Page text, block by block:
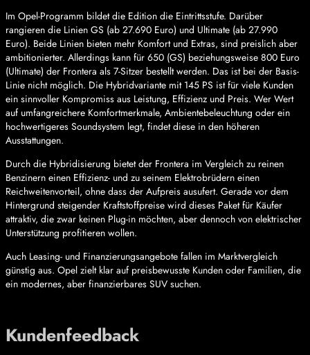
Im Opel-Programm bildet die Edition die Eintrittsstufe. Darüber
rangieren die Linien GS (ab 27.690 Euro) und Ultimate (ab 27.990
Euro). Beide Linien bieten mehr Komfort und Extras, sind preislich aber
ambitionierter. Allerdings kann für 650 (GS) beziehungsweise 800 Euro
(Ultimate) der Frontera als 7-Sitzer bestellt werden. Das ist bei der Basis-
Linie nicht möglich. Die Hybridvariante mit 145 PS ist für viele Kunden
ein sinnvoller Kompromiss aus Leistung, Effizienz und Preis. Wer Wert
auf umfangreichere Komfortmerkmale, Ambientebeleuchtung oder ein
hochwertigeres Soundsystem legt, findet diese in den höheren
Ausstattungen.
Durch die Hybridisierung bietet der Frontera im Vergleich zu reinen
Benzinern einen Effizienz- und zu seinem Elektrobrüdern einen
Reichweitenvorteil, ohne dass der Aufpreis ausufert. Gerade vor dem
Hintergrund steigender Kraftstoffpreise wird dieses Paket für Käufer
attraktiv, die zwar keinen Plug-in möchten, aber dennoch von elektrischer
Unterstützung profitieren wollen.
Auch Leasing- und Finanzierungsangebote fallen im Marktvergleich
günstig aus. Opel zielt klar auf preisbewusste Kunden oder Familien, die
ein modernes, aber finanzierbares SUV suchen.
Kundenfeedback